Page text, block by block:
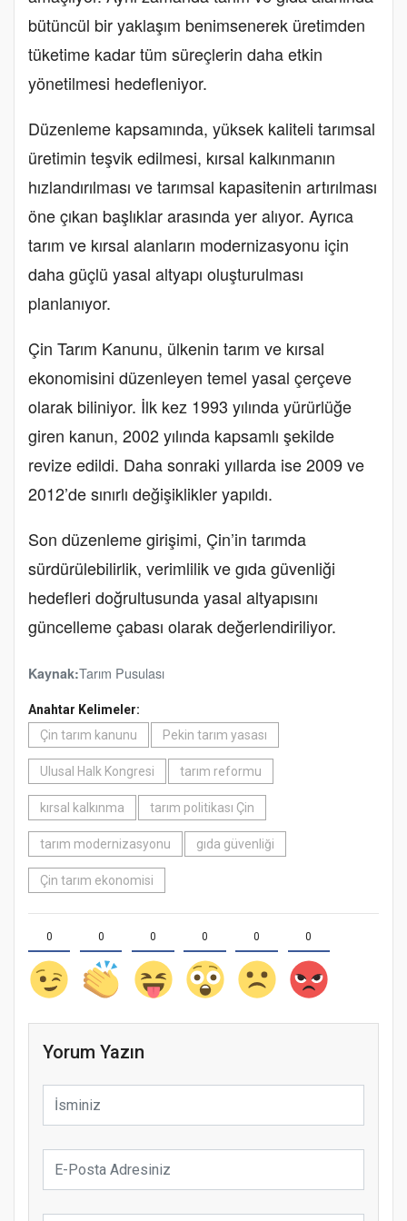
bütüncül bir yaklaşım benimsenerek üretimden
tüketime kadar tüm süreçlerin daha etkin
yönetilmesi hedefleniyor.
Düzenleme kapsamında, yüksek kaliteli tarımsal
üretimin teşvik edilmesi, kırsal kalkınmanın
hızlandırılması ve tarımsal kapasitenin artırılması
öne çıkan başlıklar arasında yer alıyor. Ayrıca
tarım ve kırsal alanların modernizasyonu için
daha güçlü yasal altyapı oluşturulması
planlanıyor.
Çin Tarım Kanunu, ülkenin tarım ve kırsal
ekonomisini düzenleyen temel yasal çerçeve
olarak biliniyor. İlk kez 1993 yılında yürürlüğe
giren kanun, 2002 yılında kapsamlı şekilde
revize edildi. Daha sonraki yıllarda ise 2009 ve
2012’de sınırlı değişiklikler yapıldı.
Son düzenleme girişimi, Çin’in tarımda
sürdürülebilirlik, verimlilik ve gıda güvenliği
hedefleri doğrultusunda yasal altyapısını
güncelleme çabası olarak değerlendiriliyor.
Kaynak:Tarım Pusulası
Anahtar Kelimeler:
Çin tarım kanunu
Pekin tarım yasası
Ulusal Halk Kongresi tarım reformu
kırsal kalkınma tarım politikası Çin
tarım modernizasyonu gıda güvenliği
Çin tarım ekonomisi
0 0 0 0 0 0
Yorum Yazın